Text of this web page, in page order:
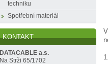
techniku
Spotřební materiál
KONTAKT
DATACABLE a.s.
Na Strži 65/1702